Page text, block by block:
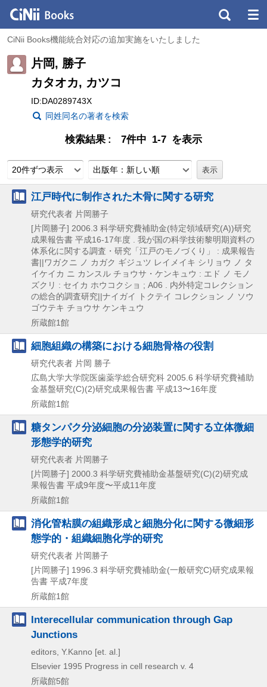
CiNii Books機能統合対応の追加実施をいたしました
片岡, 勝子
カタオカ, カツコ
ID:DA0289743X
同姓同名の著者を検索
検索結果 7件中 1-7 を表示
20件ずつ表示 出版年：新しい順
江戸時代に制作された木骨に関する研究
研究代表者 片岡勝子
[片岡勝子] 2006.3 科学研究費補助金(特定領域研究(A))研究
成果報告書 平成16-17年度 . 我が国の科学技術黎明期資料の
体系化に関する調査・研究「江戸のモノづくり」 : 成果報告
書||ワガクニ ノ カガク ギジュツ レイメイキ シリョウ ノ タ
イケイカ ニ カンスル チョウサ・ケンキュウ : エド ノ モノ
ズクリ : セイカ ホウコクショ ; A06 . 内外特定コレクション
の総合的調査研究||ナイガイ トクテイ コレクション ノ ソウ
ゴウテキ チョウサ ケンキュウ
所蔵館1館
細胞組織の構築における細胞骨格の役割
研究代表者 片岡 勝子
広島大学大学院医歯薬学総合研究科 2005.6 科学研究費補助
金基盤研究(C)(2)研究成果報告書 平成13〜16年度
所蔵館1館
糖タンパク分泌細胞の分泌装置に関する立体微細
形態学的研究
研究代表者 片岡勝子
[片岡勝子] 2000.3 科学研究費補助金基盤研究(C)(2)研究成
果報告書 平成9年度〜平成11年度
所蔵館1館
消化管粘膜の組織形成と細胞分化に関する微細形
態学的・組織細胞化学的研究
研究代表者 片岡勝子
[片岡勝子] 1996.3 科学研究費補助金(一般研究C)研究成果報
告書 平成7年度
所蔵館1館
Interecellular communication through Gap
Junctions
editors, Y.Kanno [et. al.]
Elsevier 1995 Progress in cell research v. 4
所蔵館5館